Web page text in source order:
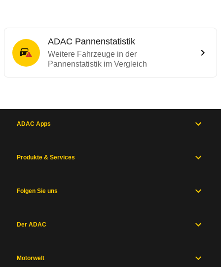
ADAC Pannenstatistik
Weitere Fahrzeuge in der
Pannenstatistik im Vergleich
ADAC Apps
Produkte & Services
Folgen Sie uns
Der ADAC
Motorwelt